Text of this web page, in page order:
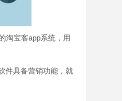
淘宝客app系统，用
件具备营销功能，就